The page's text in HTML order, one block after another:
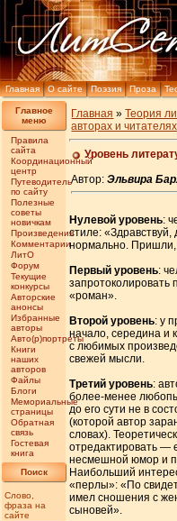
Главная О сайте Поэзия Проза
Главное
меню
Правила
сайта
Координационный
центр
Путеводитель
по сайту
Полезные
советы
новичкам
Произведения
Комментарии
ЛитО
Форум
Текущие
конкурсы
Авторские
анонсы
Избранные
авторы
Авто(р)портреты
Книги
наших
авторов
Файлы
Блоги
Мемориальные
страницы
Обратная
связь
Гостевая
книга
Поиск
Слово,
фраза на
сайте
Главная »Теория
авторах и читателях
Уровень
Автор:Эльвира
Нулевой уровень:
стиле:
нормально. Пришли,
Первый уровень:
запротоколировать
«роман».
Второй уровень: у
начало, середина и
с любимых
свежей мысли.
Третий уровень:
более-менее
до его сути не в
(которой автор
словах).
отредактировать —
несмешной юмор и
Наибольший
«перлы»: «По
имел сношения с
сыновей».